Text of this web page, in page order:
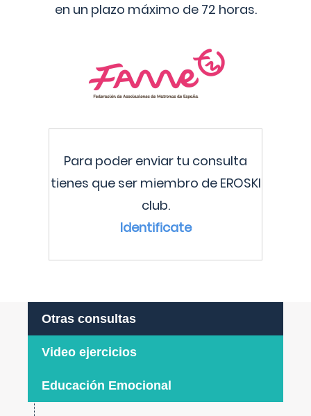
en un plazo máximo de 72 horas.
Para poder enviar tu consulta
tienes que ser miembro de EROSKI
club.
Identificate
Otras consultas
Video ejercicios
Educación Emocional